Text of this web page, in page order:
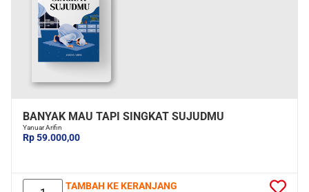
BANYAK MAU TAPI SINGKAT SUJUDMU
Yanuar Arifin
Rp 59.000,00
TAMBAH KE KERANJANG